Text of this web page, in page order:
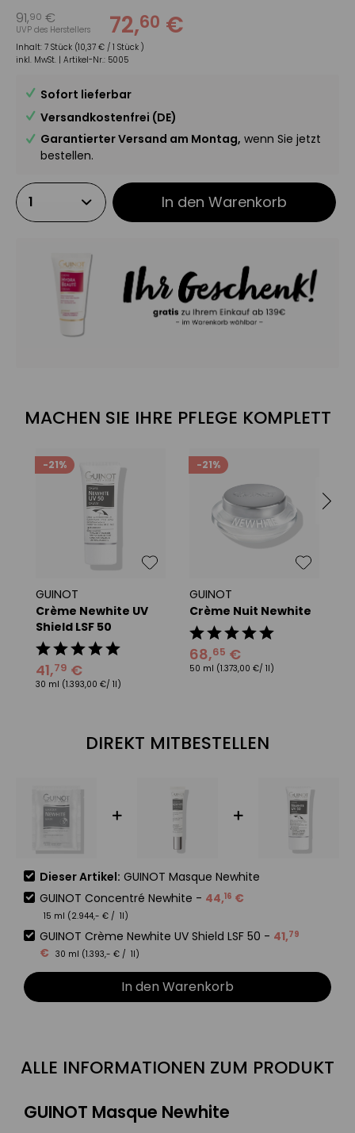
91,90 €
UVP des Herstellers 72,60 €
Inhalt: 7 Stück (10,37 € / 1 Stück )
inkl. MwSt. | Artikel-Nr.: 5005
Sofort lieferbar
Versandkostenfrei (DE)
Garantierter Versand am Montag, wenn Sie jetzt
bestellen.
In den Warenkorb
MACHEN SIE IHRE PFLEGE KOMPLETT
-21%
GUINOT
Crème Newhite UV
Shield LSF 50
41,79 €
30 ml (1.393,00 €/ 1l)
-21%
GUINOT
Crème Nuit Newhite
68,65 €
50 ml (1.373,00 €/ 1l)
DIREKT MITBESTELLEN
Dieser Artikel: GUINOT Masque Newhite
GUINOT Concentré Newhite - 44,16 €
15 ml (2.944,- € / 1l)
GUINOT Crème Newhite UV Shield LSF 50 - 41,79
€ 30 ml (1.393,- € / 1l)
In den Warenkorb
ALLE INFORMATIONEN ZUM PRODUKT
GUINOT Masque Newhite